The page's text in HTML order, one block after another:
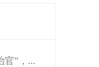
官”，...